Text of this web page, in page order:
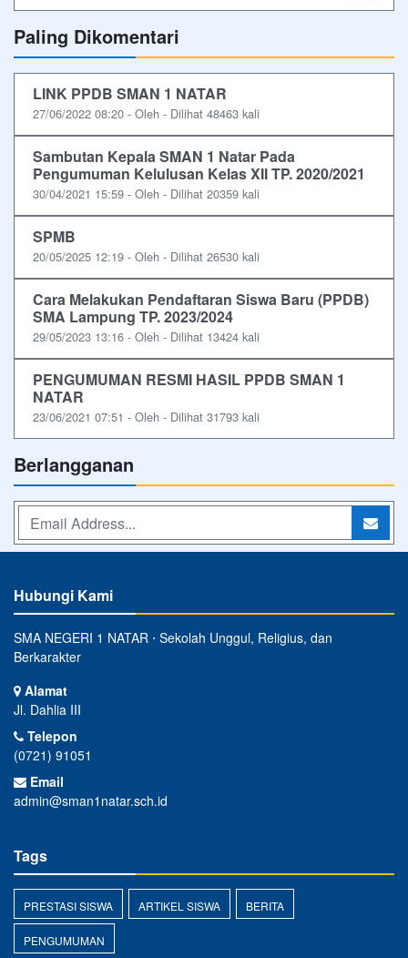
Paling Dikomentari
LINK PPDB SMAN 1 NATAR
27/06/2022 08:20 - Oleh - Dilihat 48463 kali
Sambutan Kepala SMAN 1 Natar Pada
Pengumuman Kelulusan Kelas XII TP. 2020/2021
30/04/2021 15:59 - Oleh - Dilihat 20359 kali
SPMB
20/05/2025 12:19 - Oleh - Dilihat 26530 kali
Cara Melakukan Pendaftaran Siswa Baru (PPDB)
SMA Lampung TP. 2023/2024
29/05/2023 13:16 - Oleh - Dilihat 13424 kali
PENGUMUMAN RESMI HASIL PPDB SMAN 1
NATAR
23/06/2021 07:51 - Oleh - Dilihat 31793 kali
Berlangganan
Hubungi Kami
SMA NEGERI 1 NATAR ⋅ Sekolah Unggul, Religius, dan
Berkarakter
Alamat
Jl. Dahlia III
Telepon
(0721) 91051
Email
admin@sman1natar.sch.id
Tags
PRESTASI SISWA ARTIKEL SISWA BERITA
PENGUMUMAN